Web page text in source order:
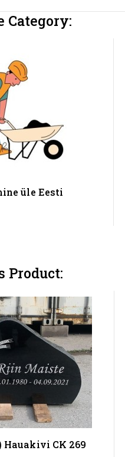
Category:
üle Eesti
Product:
Hauakivi CK 269